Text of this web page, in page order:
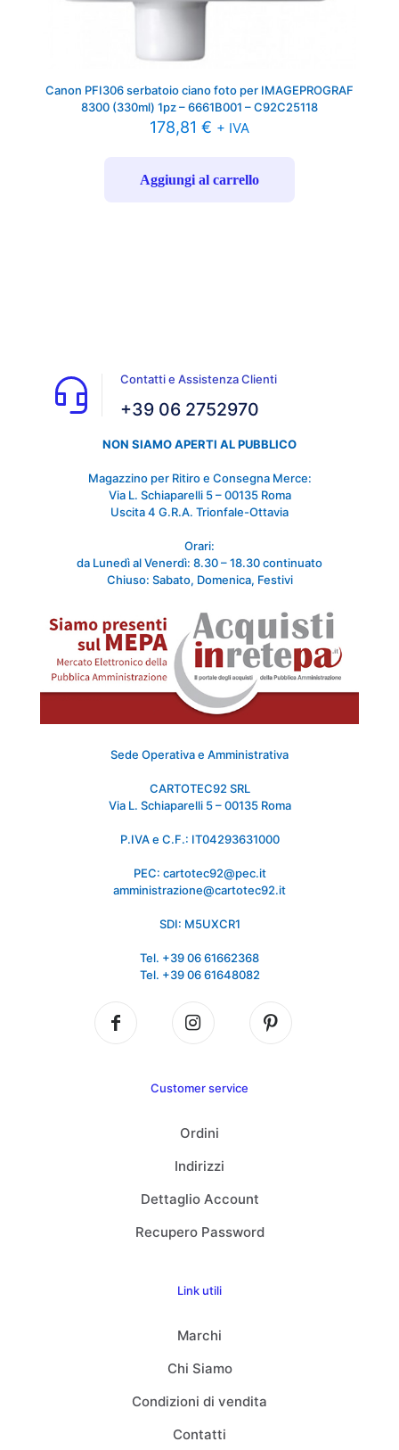
Canon PFI306 serbatoio ciano foto per IMAGEPROGRAF
8300 (330ml) 1pz – 6661B001 – C92C25118
178,81 € + IVA
Aggiungi al carrello
Contatti e Assistenza Clienti
+39 06 2752970
NON SIAMO APERTI AL PUBBLICO
Magazzino per Ritiro e Consegna Merce:
Via L. Schiaparelli 5 – 00135 Roma
Uscita 4 G.R.A. Trionfale-Ottavia
Orari:
da Lunedì al Venerdì: 8.30 – 18.30 continuato
Chiuso: Sabato, Domenica, Festivi
Sede Operativa e Amministrativa
CARTOTEC92 SRL
Via L. Schiaparelli 5 – 00135 Roma
P.IVA e C.F.: IT04293631000
PEC: cartotec92@pec.it
amministrazione@cartotec92.it
SDI: M5UXCR1
Tel. +39 06 61662368
Tel. +39 06 61648082
Customer service
Ordini
Indirizzi
Dettaglio Account
Recupero Password
Link utili
Marchi
Chi Siamo
Condizioni di vendita
Contatti